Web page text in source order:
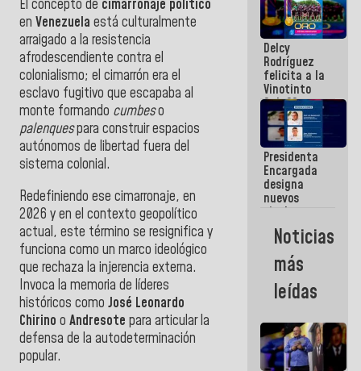
El concepto de cimarronaje político
en Venezuela está culturalmente
arraigado a la resistencia
afrodescendiente contra el
colonialismo; el cimarrón era el
esclavo fugitivo que escapaba al
monte formando cumbeso
palenquespara construir espacios
autónomos de libertad fuera del
sistema colonial.
Redefiniendo ese cimarronaje, en
2026 y en el contexto geopolítico
actual, este término se resignifica y
funciona como un marco ideológico
que rechaza la injerencia externa.
Invoca la memoria de líderes
históricos como José Leonardo
Chirino o Andresote para articular la
defensa de la autodeterminación
popular.
las
operaciones
en el
Aeropuerto
Internacional
de
Maiquetía
Delcy
Rodríguez
felicita a la
Vinotinto
Sub 20
campeona
frente
México Sub
23 en los
Centroamericanos
Presidenta
Encargada
designa
nuevos
titulares en
Viceministerio
de Energía
Eléctrica y
CORPOELEC
Noticias
más
leídas